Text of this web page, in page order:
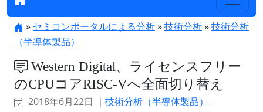
» セミコンポータルによる分析»技術分析»技術分析
（半導体製品）
Western Digital、ライセンスフリー
のCPUコアRISC-Vへ全面切り替え
2018年6月22日 ｜ 技術分析（半導体製品）